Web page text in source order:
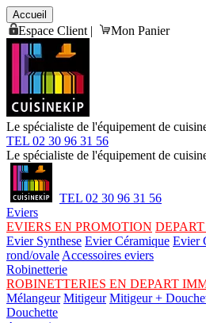
Accueil
Espace Client | Mon Panier
Le spécialiste de l'équipement de
TEL 02 30 96 31 56
Le spécialiste de l'équipement de
TEL 02 30 96 31 56
Eviers
EVIERS EN PROMOTION
Evier Synthese Evier Céramique Evier
rond/ovale Accessoires eviers
Robinetterie
ROBINETTERIES EN DEPART
Mélangeur Mitigeur Mitigeur +
Douchette